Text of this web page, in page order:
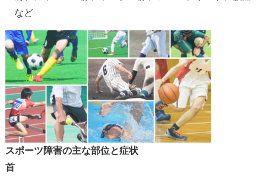
など
スポーツ障害の主な部位と症状
首